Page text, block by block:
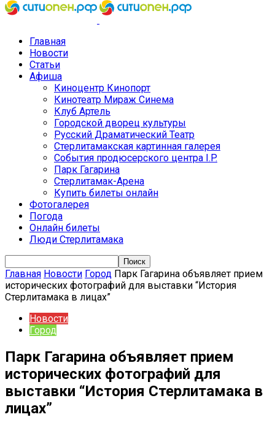
Главная
Новости
Статьи
Афиша
Киноцентр Кинопорт
Кинотеатр Мираж Синема
Клуб Артель
Городской дворец культуры
Русский Драматический Театр
Стерлитамакская картинная галерея
События продюсерского центра I.P.
Парк Гагарина
Стерлитамак-Арена
Купить билеты онлайн
Фотогалерея
Погода
Онлайн билеты
Люди Стерлитамака
Главная Новости Город Парк Гагарина объявляет прием
исторических фотографий для выставки “История
Стерлитамака в лицах”
Новости
Город
Парк Гагарина объявляет прием
исторических фотографий для
выставки “История Стерлитамака в
лицах”